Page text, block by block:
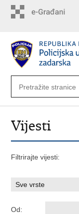
Vijesti
Filtrirajte vijesti:
Od: